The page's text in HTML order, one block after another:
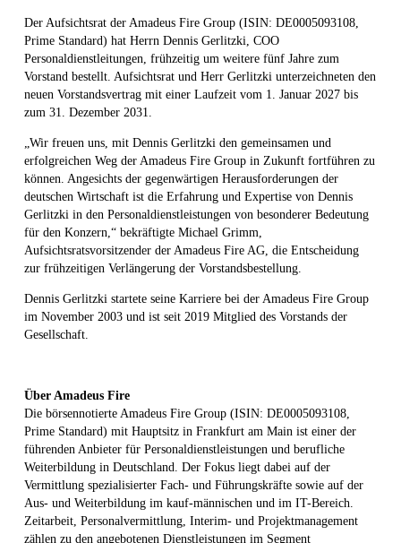
Der Aufsichtsrat der Amadeus Fire Group (ISIN: DE0005093108,
Prime Standard) hat Herrn Dennis Gerlitzki, COO
Personaldienstleitungen, frühzeitig um weitere fünf Jahre zum
Vorstand bestellt. Aufsichtsrat und Herr Gerlitzki unterzeichneten den
neuen Vorstandsvertrag mit einer Laufzeit vom 1. Januar 2027 bis
zum 31. Dezember 2031.
„Wir freuen uns, mit Dennis Gerlitzki den gemeinsamen und
erfolgreichen Weg der Amadeus Fire Group in Zukunft fortführen zu
können. Angesichts der gegenwärtigen Herausforderungen der
deutschen Wirtschaft ist die Erfahrung und Expertise von Dennis
Gerlitzki in den Personaldienstleistungen von besonderer Bedeutung
für den Konzern,“ bekräftigte Michael Grimm,
Aufsichtsratsvorsitzender der Amadeus Fire AG, die Entscheidung
zur frühzeitigen Verlängerung der Vorstandsbestellung.
Dennis Gerlitzki startete seine Karriere bei der Amadeus Fire Group
im November 2003 und ist seit 2019 Mitglied des Vorstands der
Gesellschaft.
Über Amadeus Fire
Die börsennotierte Amadeus Fire Group (ISIN: DE0005093108,
Prime Standard) mit Hauptsitz in Frankfurt am Main ist einer der
führenden Anbieter für Personaldienstleistungen und berufliche
Weiterbildung in Deutschland. Der Fokus liegt dabei auf der
Vermittlung spezialisierter Fach- und Führungskräfte sowie auf der
Aus- und Weiterbildung im kauf-männischen und im IT-Bereich.
Zeitarbeit, Personalvermittlung, Interim- und Projektmanagement
zählen zu den angebotenen Dienstleistungen im Segment